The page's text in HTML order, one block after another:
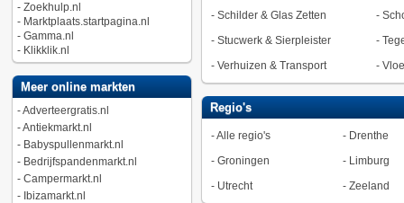
- Zoekhulp.nl
- Marktplaats.startpagina.nl
- Gamma.nl
- Klikklik.nl
Meer online markten
-Adverteergratis.nl
-Antiekmarkt.nl
- Babyspullenmarkt.nl
- Bedrijfspandenmarkt.nl
- Campermarkt.nl
- Ibizamarkt.nl
- Schilder & Glas Zetten -
- Stucwerk & Sierpleister -
- Verhuizen & Transport -
Regio's
-Alle regio's - Drenthe
- Groningen - Limburg
- Utrecht - Zeeland